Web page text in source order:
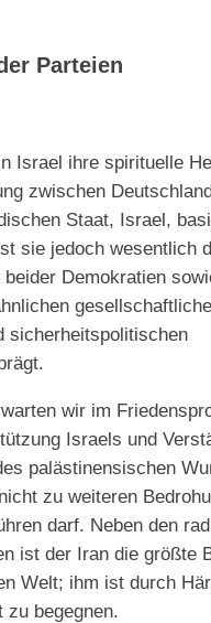
Parteien
Israel ihre spirituelle
zwischen
Staat, Israel,
sie jedoch wesentlich
Demokratien
sicherheitspolitischen
wir im
Israels und
palästinensischen
zu weiteren
darf. Neben den
ist der Iran die größte
Welt; ihm ist durch
zu begegnen.